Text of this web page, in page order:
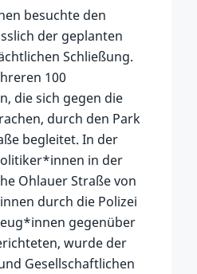
besuchte den
der geplanten
Schließung.
100
die sich gegen die
durch den Park
begleitet. In der
in der
Ohlauer Straße von
durch die Polizei
gegenüber
wurde der
Gesellschaftlichen